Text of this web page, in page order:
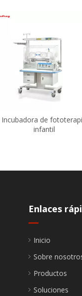
Incubadora de
infantil
Enlaces
Inicio
Sobre
Productos
Soluciones